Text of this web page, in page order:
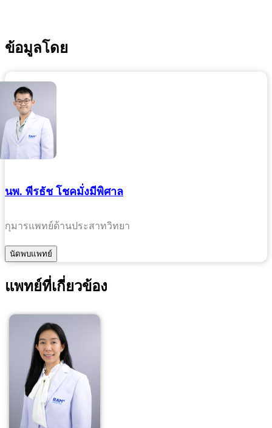
ข้อมูลโดย
นพ. พีรธัช โชคมั่งมีพิศาล
กุมารแพทย์ด้านประสาทวิทยา
แพทย์ที่เกี่ยวข้อง